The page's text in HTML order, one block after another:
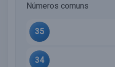
Números comuns
35
34